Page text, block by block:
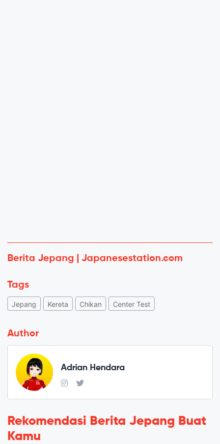
Berita Jepang | Japanesestation.com
Tags
Jepang Kereta Chikan Center Test
Author
Adrian Hendara
Rekomendasi Berita Jepang Buat
Kamu